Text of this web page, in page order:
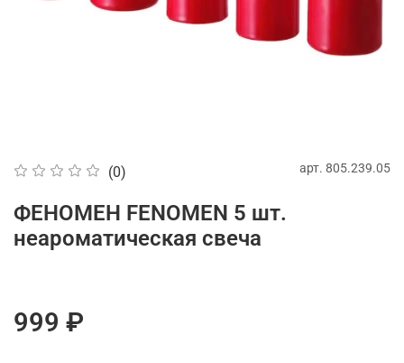
(0) арт. 805.239.05
ФЕНОМЕН FENOMEN 5 шт.
неароматическая свеча
999 ₽